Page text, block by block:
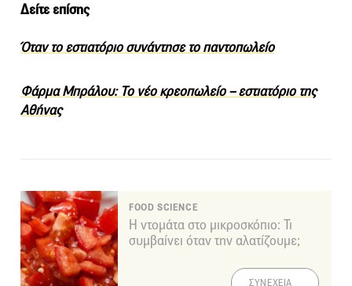
Δείτε επίσης
Όταν το εστιατόριο συνάντησε το παντοπωλείο
Φάρμα Μπράλου: Το νέο κρεοπωλείο – εστιατόριο της
Αθήνας
FOOD SCIENCE
Η ντομάτα στο μικροσκόπιο: Τι
συμβαίνει όταν την αλατίζουμε;
ΣΥΝΕΧΕΙΑ